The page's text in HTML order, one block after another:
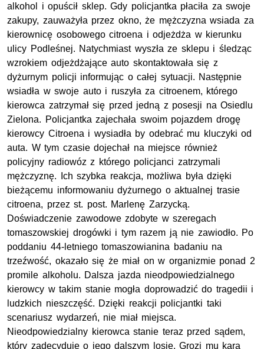
alkohol i opuścił sklep. Gdy policjantka płaciła za swoje
zakupy, zauważyła przez okno, że mężczyzna wsiada za
kierownicę osobowego citroena i odjeżdża w kierunku
ulicy Podleśnej. Natychmiast wyszła ze sklepu i śledząc
wzrokiem odjeżdżające auto skontaktowała się z
dyżurnym policji informując o całej sytuacji. Następnie
wsiadła w swoje auto i ruszyła za citroenem, którego
kierowca zatrzymał się przed jedną z posesji na Osiedlu
Zielona. Policjantka zajechała swoim pojazdem drogę
kierowcy Citroena i wysiadła by odebrać mu kluczyki od
auta. W tym czasie dojechał na miejsce również
policyjny radiowóz z którego policjanci zatrzymali
mężczyznę. Ich szybka reakcja, możliwa była dzięki
bieżącemu informowaniu dyżurnego o aktualnej trasie
citroena, przez st. post. Marlenę Zarzycką.
Doświadczenie zawodowe zdobyte w szeregach
tomaszowskiej drogówki i tym razem ją nie zawiodło. Po
poddaniu 44-letniego tomaszowianina badaniu na
trzeźwość, okazało się że miał on w organizmie ponad 2
promile alkoholu. Dalsza jazda nieodpowiedzialnego
kierowcy w takim stanie mogła doprowadzić do tragedii i
ludzkich nieszczęść. Dzięki reakcji policjantki taki
scenariusz wydarzeń, nie miał miejsca.
Nieodpowiedzialny kierowca stanie teraz przed sądem,
który zadecyduje o jego dalszym losie. Grozi mu kara